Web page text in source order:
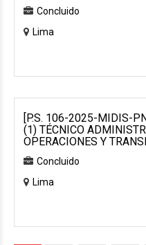
Concluido
Lima
[P.S. 106-2025-MIDIS-
(1) TÉCNICO
OPERACIONES Y
Concluido
Lima